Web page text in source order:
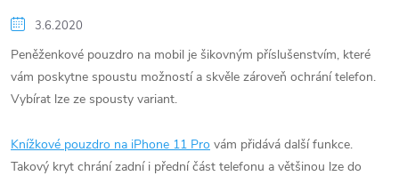
3.6.2020
Peněženkové pouzdro na mobil je šikovným příslušenstvím, které
vám poskytne spoustu možností a skvěle zároveň ochrání telefon.
Vybírat lze ze spousty variant.
Knížkové pouzdro na iPhone 11 Pro vám přidává další funkce.
Takový kryt chrání zadní i přední část telefonu a většinou lze do